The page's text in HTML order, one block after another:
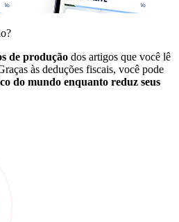
de produção dos artigos que você lê
às deduções fiscais, você pode
do mundo enquanto reduz seus